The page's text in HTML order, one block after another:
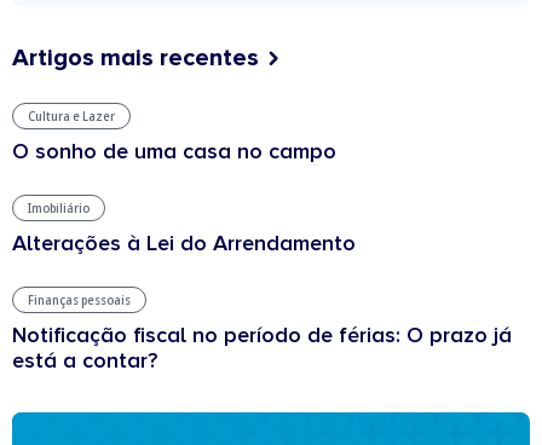
Artigos mais recentes
Cultura e Lazer
O sonho de uma casa no campo
Imobiliário
Alterações à Lei do Arrendamento
Finanças pessoais
Notificação fiscal no período de férias: O prazo já
está a contar?